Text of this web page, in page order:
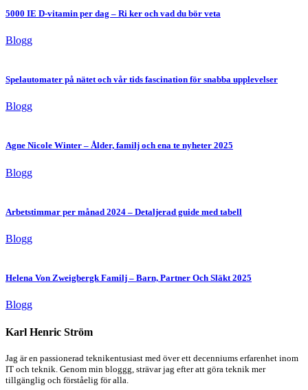
5000 IE D-vitamin per dag – Ri ker och vad du bör veta
Blogg
Spelautomater på nätet och vår tids fascination för snabba upplevelser
Blogg
Agne Nicole Winter – Ålder, familj och ena te nyheter 2025
Blogg
Arbetstimmar per månad 2024 – Detaljerad guide med tabell
Blogg
Helena Von Zweigbergk Familj – Barn, Partner Och Släkt 2025
Blogg
Karl Henric Ström
Jag är en passionerad teknikentusiast med över ett decenniums erfarenhet inom
IT och teknik. Genom min bloggg, strävar jag efter att göra teknik mer
tillgänglig och förståelig för alla.